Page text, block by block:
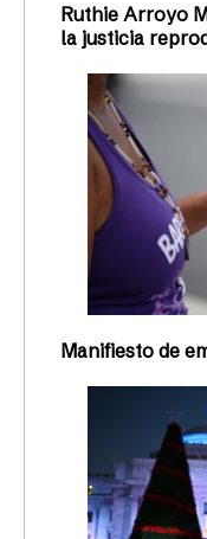
Ruthie Arroyo
la justicia
Manifiesto de